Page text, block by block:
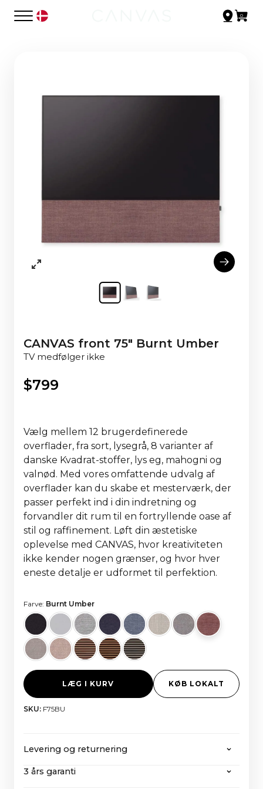
CANVAS front 75" Burnt Umber
TV medfølger ikke
$799
Vælg mellem 12 brugerdefinerede
overflader, fra sort, lysegrå, 8 varianter af
danske Kvadrat-stoffer, lys eg, mahogni og
valnød. Med vores omfattende udvalg af
overflader kan du skabe et mesterværk, der
passer perfekt ind i din indretning og
forvandler dit rum til en fortryllende oase af
stil og raffinement. Løft din æstetiske
oplevelse med CANVAS, hvor kreativiteten
ikke kender nogen grænser, og hvor hver
eneste detalje er udformet til perfektion.
Farve: Burnt Umber
LÆG I KURV KØB LOKALT
SKU: F75BU
Levering og returnering
CANVAS tilbyder gratis forsendelse på alle ordrer
3 års garanti